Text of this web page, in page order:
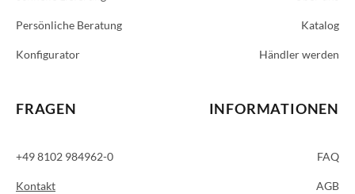
Persönliche Beratung
Konfigurator
FRAGEN
+49 8102 984962-0
Kontakt
Katalog
Händler werden
INFORMATIONEN
FAQ
AGB